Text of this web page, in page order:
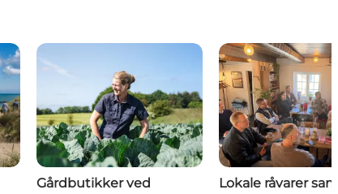
Gårdbutikker ved
Lokale råvarer